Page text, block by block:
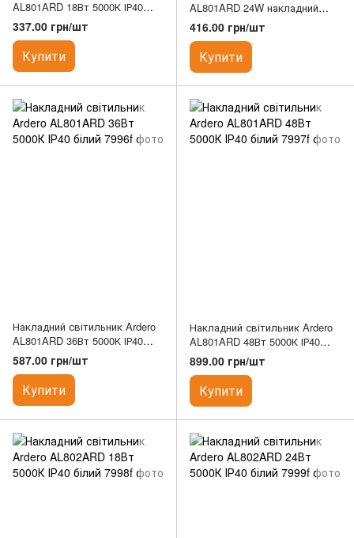
AL801ARD 18Вт 5000К ІР40
білий
337.00 грн/шт
Купити
AL801ARD 24W накладний
2040Lm 5000K 180*40mm
416.00 грн/шт
Купити
Накладний світильник Ardero
AL801ARD 36Вт 5000К ІР40
білий
587.00 грн/шт
Купити
Накладний світильник Ardero
AL801ARD 48Вт 5000К ІР40
білий
899.00 грн/шт
Купити